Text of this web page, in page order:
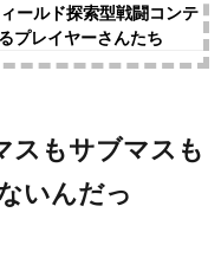
ールド探索型戦闘コンテ
プレイヤーさんたち
スもサブマスも
いんだっ